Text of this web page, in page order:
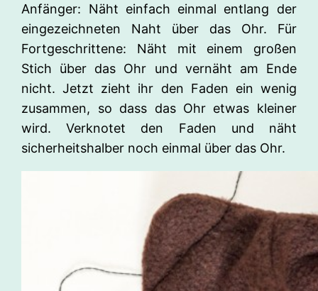
Anfänger: Näht einfach einmal entlang der
eingezeichneten Naht über das Ohr. Für
Fortgeschrittene: Näht mit einem großen
Stich über das Ohr und vernäht am Ende
nicht. Jetzt zieht ihr den Faden ein wenig
zusammen, so dass das Ohr etwas kleiner
wird. Verknotet den Faden und näht
sicherheitshalber noch einmal über das Ohr.